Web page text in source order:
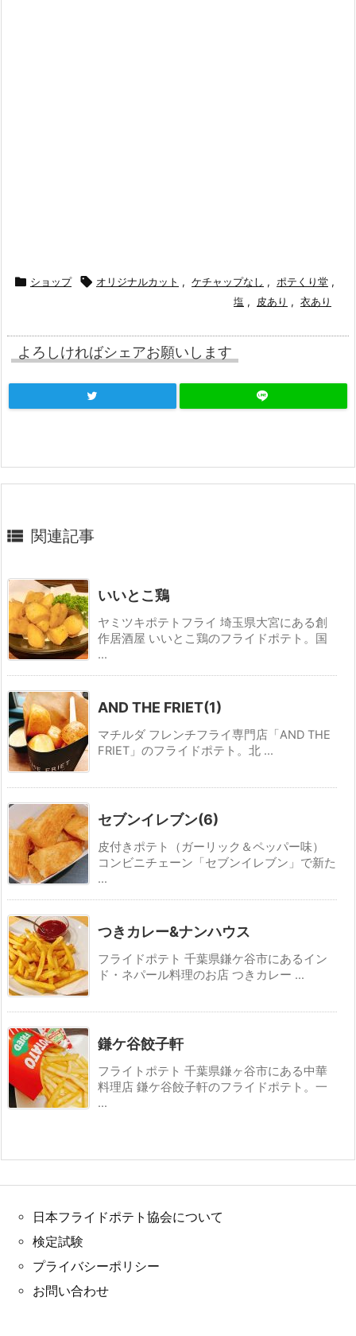
 ショップ  オリジナルカット , ケチャップなし , ポテくり堂 ,
塩 , 皮あり , 衣あり
よろしければシェアお願いします
 関連記事
いいとこ鶏
ヤミツキポテトフライ 埼玉県大宮にある創
作居酒屋 いいとこ鶏のフライドポテト。国
...
AND THE FRIET(1)
マチルダ フレンチフライ専門店「AND THE
FRIET」のフライドポテト。北 ...
セブンイレブン(6)
皮付きポテト（ガーリック＆ペッパー味）
コンビニチェーン「セブンイレブン」で新た
...
つきカレー&ナンハウス
フライドポテト 千葉県鎌ケ谷市にあるイン
ド・ネパール料理のお店 つきカレー ...
鎌ケ谷餃子軒
フライトポテト 千葉県鎌ヶ谷市にある中華
料理店 鎌ケ谷餃子軒のフライドポテト。一
...
日本フライドポテト協会について
検定試験
プライバシーポリシー
お問い合わせ